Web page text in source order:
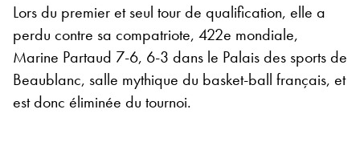
Lors du premier et seul tour de qualification, elle a
perdu contre sa compatriote, 422e mondiale,
Marine Partaud 7-6, 6-3 dans le Palais des sports de
Beaublanc, salle mythique du basket-ball français, et
est donc éliminée du tournoi.